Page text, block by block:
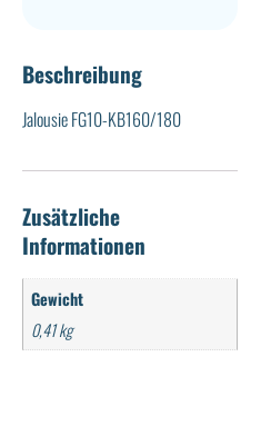
Beschreibung
Jalousie FG10-KB160/180
Zusätzliche
Informationen
Gewicht
0,41 kg